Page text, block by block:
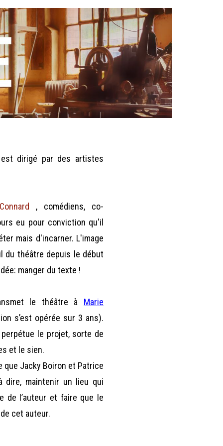
dirigé par des artistes
, comédiens,
co-
eu pour conviction qu'il
mais d'incarner. L'image
du théâtre depuis le début
manger du texte !
le théâtre à Marie
s’est opérée sur 3 ans).
le projet, sorte de
et le sien.
que Jacky Boiron et Patrice
dire, maintenir un lieu qui
de l’auteur et faire que le
cet auteur.